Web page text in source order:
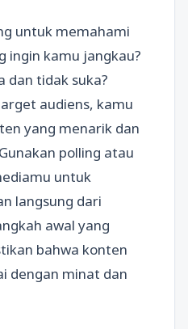
untuk memahami
ingin kamu jangkau?
dan tidak suka?
audiens, kamu
yang menarik dan
polling atau
untuk
langsung dari
awal yang
bahwa konten
dengan minat dan